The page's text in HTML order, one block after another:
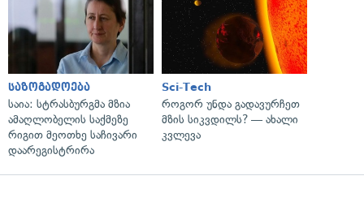
საზოგადოება
საია: სტრასბურგმა მზია
ამაღლობელის საქმეზე
რიგით მეოთხე საჩივარი
დაარეგისტრირა
Sci-Tech
როგორ უნდა გადავურჩეთ
მზის სიკვდილს? — ახალი
კვლევა